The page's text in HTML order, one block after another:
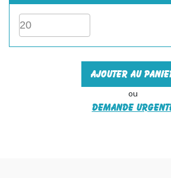
Ajouter au
ou
Demande